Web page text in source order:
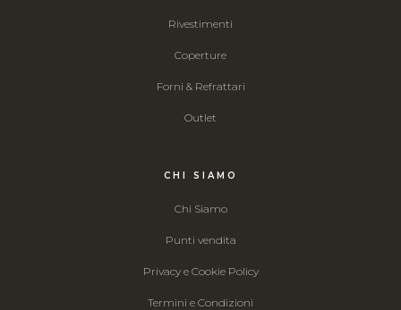
Rivestimenti
Coperture
Forni & Refrattari
Outlet
CHI SIAMO
Chi Siamo
Punti vendita
Privacy e Cookie Policy
Termini e Condizioni